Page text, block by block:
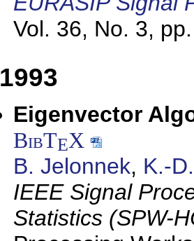
Vol. 36, No. 3,
1993
Eigenvector
BibTEX
B. Jelonnek, K.-
IEEE Signal
Statistics (SPW-